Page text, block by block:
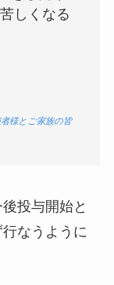
しくなる
様とご家族の皆
投与開始と
なうように